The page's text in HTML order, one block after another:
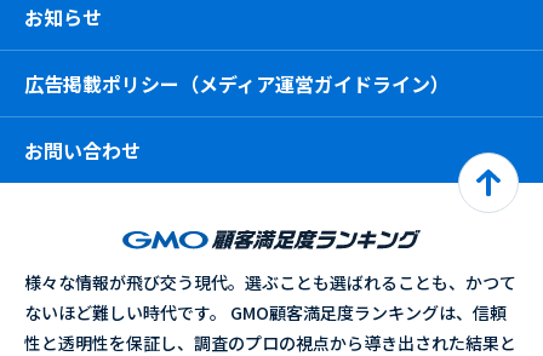
お知らせ
広告掲載ポリシー（メディア運営ガイドライン）
お問い合わせ
様々な情報が飛び交う現代。選ぶことも選ばれることも、かつて
ないほど難しい時代です。 GMO顧客満足度ランキングは、信頼
性と透明性を保証し、調査のプロの視点から導き出された結果と